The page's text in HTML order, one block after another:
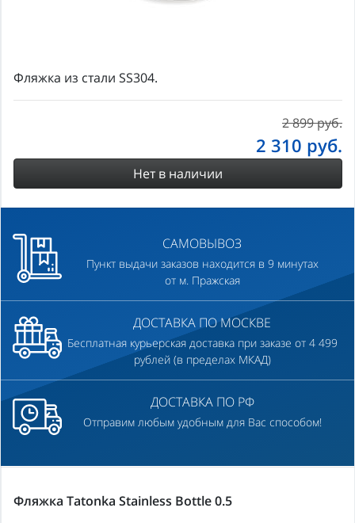
Фляжка из стали SS304.
2 899 руб.
2 310 руб.
Нет в наличии
САМОВЫВОЗ
Пункт выдачи заказов находится в 9 минутах
от м. Пражская
ДОСТАВКА ПО МОСКВЕ
Бесплатная курьерская доставка при заказе от 4 499
рублей (в пределах МКАД)
ДОСТАВКА ПО РФ
Отправим любым удобным для Вас способом!
Фляжка Tatonka Stainless Bottle 0.5